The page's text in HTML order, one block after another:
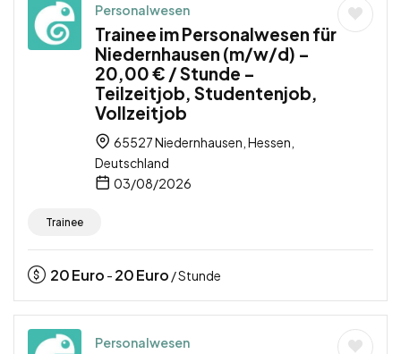
Personalwesen
Trainee im Personalwesen für
Niedernhausen (m/w/d) –
20,00 € / Stunde –
Teilzeitjob, Studentenjob,
Vollzeitjob
65527 Niedernhausen, Hessen,
Deutschland
03/08/2026
Trainee
20Euro - 20Euro / Stunde
Personalwesen